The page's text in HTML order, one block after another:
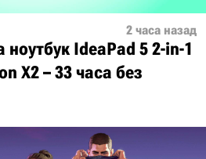
2 часа назад
IdeaPad 5 2-in-1
X2 – 33 часа без